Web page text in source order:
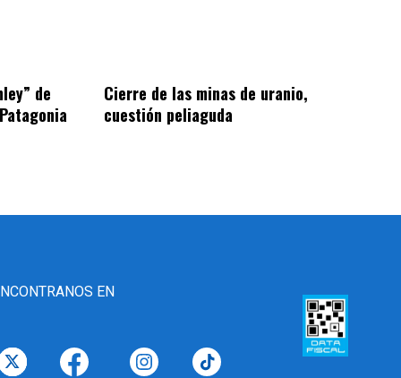
de
Cierre de las minas de uranio,
cuestión peliaguda
EN